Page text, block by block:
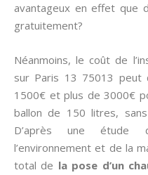
avantageux en effet que
gratuitement?
Néanmoins, le coût de
sur Paris 13 75013
1500€ et plus de 3000€
ballon de 150 litres,
D’après une étude
l’environnement et de la
total de la pose d’un